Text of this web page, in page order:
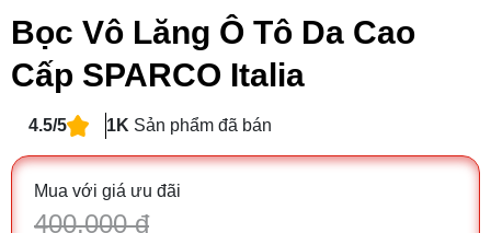
Bọc Vô Lăng Ô Tô Da Cao
Cấp SPARCO Italia
4.5/5 1K Sản phẩm đã bán
Mua với giá ưu đãi
400.000 đ